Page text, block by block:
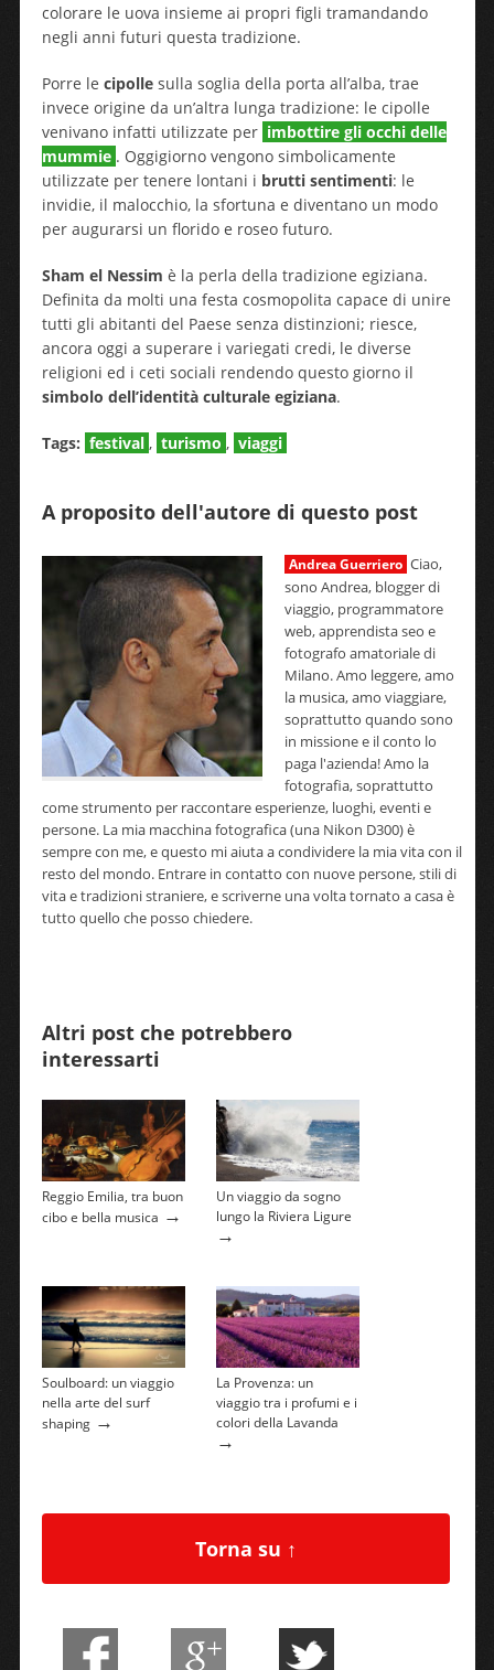
colorare le uova insieme ai propri figli tramandando
negli anni futuri questa tradizione.
Porre le cipollesulla soglia della porta all’alba, trae
invece origine da un’altra lunga tradizione: le cipolle
venivano infatti utilizzate per imbottire gliocchi delle
mummie . Oggigiorno vengono simbolicamente
utilizzate per tenere lontani i brutti sentimenti: le
invidie, il malocchio, la sfortuna e diventano un modo
per augurarsi un florido e roseo futuro.
Sham el Nessim è la perla della tradizione egiziana.
Definita da molti una festa cosmopolita capace di unire
tutti gli abitanti del Paese senza distinzioni; riesce,
ancora oggi a superare i variegati credi, le diverse
religioni ed i ceti sociali rendendo questo giorno il
simbolo dell’identità culturale egiziana.
Tags: festival , turismo , viaggi
A proposito dell'autore di questo post
Andrea Guerriero Ciao,
sono Andrea, blogger di
viaggio, programmatore
web, apprendista seo e
fotografo amatoriale di
Milano. Amo leggere, amo
la musica, amo viaggiare,
soprattutto quando sono
in missione e il conto lo
paga l'azienda! Amo la
fotografia, soprattutto
come strumento per raccontare esperienze, luoghi, eventi e
persone. La mia macchina fotografica (una Nikon D300) è
sempre con me, e questo mi aiuta a condividere la mia vita con il
resto del mondo. Entrare in contatto con nuove persone, stili di
vita e tradizioni straniere, e scriverne una volta tornato a casa è
tutto quello che posso chiedere.
Altri post che potrebbero
interessarti
Reggio Emilia, tra buon
cibo e bella musica →
Un viaggio da sogno
lungo la Riviera Ligure
→
Soulboard: un viaggio
nella arte del surf
shaping→
La Provenza: un
viaggio tra i profumi e i
colori della Lavanda
→
Torna su ↑